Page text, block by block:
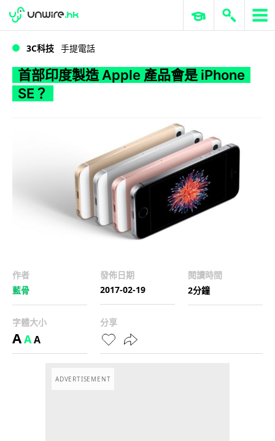
首部印度製造 Apple 產品會是 iPhone SE？
WWDC 2026 ERP 與商業 AI
3C科技 手提電話
首部印度製造 Apple 產品會是 iPhone
SE？
作者
藍骨
發佈日期
2017-02-19
閱讀時間
2分鐘
字體大小
AAA
分享
ADVERTISEMENT